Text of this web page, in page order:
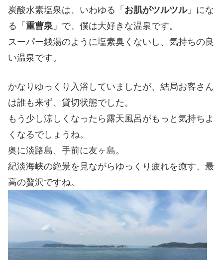
炭酸水素塩泉は、いわゆる「 お肌がツルツル」にな
る「 重曹泉 」で、僕は大好きな温泉です。
スーパー銭湯のように塩素臭くないし、気持ちの良
い温泉です。
かなりゆっくり入浴していましたが、結局お客さん
は誰も来ず、貸切状態でした。
もう少し涼しくなったら露天風呂がもっと気持ちよ
くなるでしょうね。
奥に淡路島、手前に友ヶ島。
紀淡海峡の絶景を見ながらゆっくり疲れを癒す、最
高の贅沢ですね。